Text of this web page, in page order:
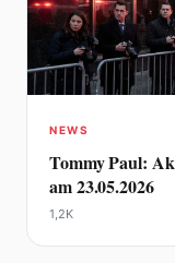
NEWS
Tommy Paul:
am 23.05.2026
1,2K